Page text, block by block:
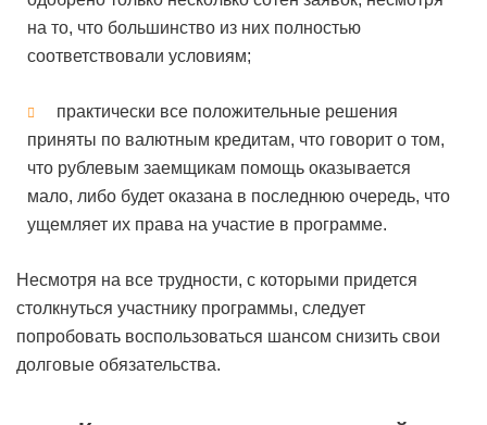
на то, что большинство из них полностью
соответствовали условиям;
практически все положительные решения
приняты по валютным кредитам, что говорит о том,
что рублевым заемщикам помощь оказывается
мало, либо будет оказана в последнюю очередь, что
ущемляет их права на участие в программе.
Несмотря на все трудности, с которыми придется
столкнуться участнику программы, следует
попробовать воспользоваться шансом снизить свои
долговые обязательства.